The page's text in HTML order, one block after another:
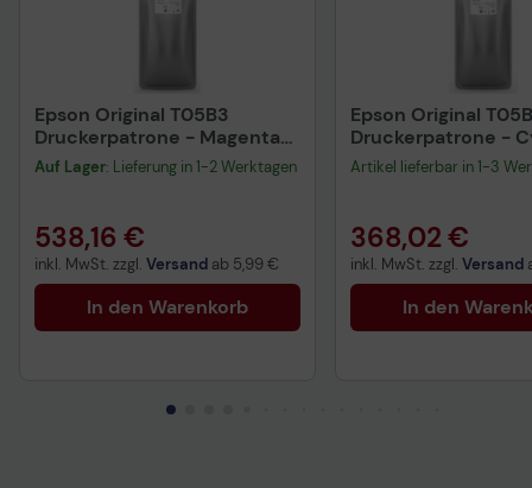
Epson Original T05B3
Druckerpatrone - Magenta
C13T05B34N
Auf Lager: Lieferung in 1-2 Werktagen
538,16 €
inkl. MwSt. zzgl. Versand ab 5,99 €
In den Warenkorb
Epson Original
Druckerpatrone -
C13T05B24N
Artikel lieferbar in 1-3
368,02 €
inkl. MwSt. zzgl. Versand
In den